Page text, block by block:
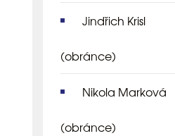
Jindřich Krisl
(obránce)
Nikola Marková
(obránce)